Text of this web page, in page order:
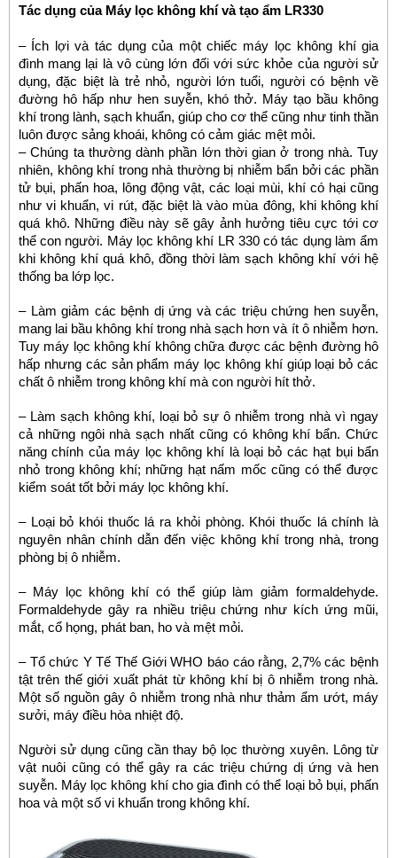
Tác dụng của Máy lọc không khí và tạo ẩm LR330
– Ích lợi và tác dụng của một chiếc máy lọc không khí gia
đình mang lại là vô cùng lớn đối với sức khỏe của người sử
dụng, đặc biệt là trẻ nhỏ, người lớn tuổi, người có bệnh về
đường hô hấp như hen suyễn, khó thở. Máy tạo bầu không
khí trong lành, sạch khuẩn, giúp cho cơ thể cũng như tinh thần
luôn được sảng khoái, không có cảm giác mệt mỏi.
– Chúng ta thường dành phần lớn thời gian ở trong nhà. Tuy
nhiên, không khí trong nhà thường bị nhiễm bẩn bởi các phần
tử bụi, phấn hoa, lông động vật, các loại mùi, khí có hại cũng
như vi khuẩn, vi rút, đặc biệt là vào mùa đông, khi không khí
quá khô. Những điều này sẽ gây ảnh hưởng tiêu cực tới cơ
thể con người. Máy lọc không khí LR 330 có tác dụng làm ẩm
khi không khí quá khô, đồng thời làm sạch không khí với hệ
thống ba lớp lọc.
– Làm giảm các bệnh dị ứng và các triệu chứng hen suyễn,
mang lai bầu không khí trong nhà sạch hơn và ít ô nhiễm hơn.
Tuy máy lọc không khí không chữa được các bệnh đường hô
hấp nhưng các sản phẩm máy lọc không khí giúp loại bỏ các
chất ô nhiễm trong không khí mà con người hít thở.
– Làm sạch không khí, loại bỏ sự ô nhiễm trong nhà vì ngay
cả những ngôi nhà sạch nhất cũng có không khí bẩn. Chức
năng chính của máy lọc không khí là loại bỏ các hạt bụi bẩn
nhỏ trong không khí; những hạt nấm mốc cũng có thể được
kiểm soát tốt bởi máy lọc không khí.
– Loại bỏ khói thuốc lá ra khỏi phòng. Khói thuốc lá chính là
nguyên nhân chính dẫn đến việc không khí trong nhà, trong
phòng bị ô nhiễm.
– Máy lọc không khí có thể giúp làm giảm formaldehyde.
Formaldehyde gây ra nhiều triệu chứng như kích ứng mũi,
mắt, cổ họng, phát ban, ho và mệt mỏi.
– Tổ chức Y Tế Thế Giới WHO báo cáo rằng, 2,7% các bệnh
tật trên thế giới xuất phát từ không khí bị ô nhiễm trong nhà.
Một số nguồn gây ô nhiễm trong nhà như thảm ẩm ướt, máy
sưởi, máy điều hòa nhiệt độ.
Người sử dụng cũng cần thay bộ lọc thường xuyên. Lông từ
vật nuôi cũng có thể gây ra các triệu chứng dị ứng và hen
suyễn. Máy lọc không khí cho gia đình có thể loại bỏ bụi, phấn
hoa và một số vi khuẩn trong không khí.